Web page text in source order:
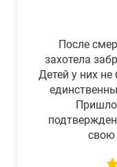
После
захотела
Детей у них
свою